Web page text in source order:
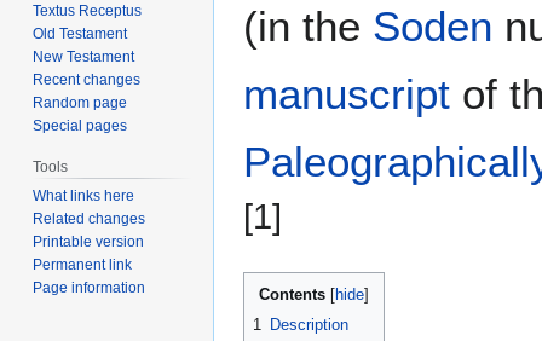
(in the Soden
manuscript of
[1]
Contents
1 Description
Textus Receptus
Old Testament
New Testament
Recent changes
Random page
Special pages
Tools
What links here
Related changes
Printable version
Permanent link
Page information